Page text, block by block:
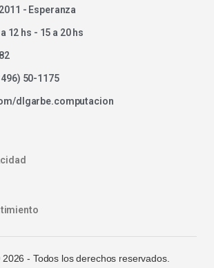
- Esperanza
12 hs - 15 a 20 hs
50-1175
dlgarbe.computacion
2026 - Todos los derechos reservados.